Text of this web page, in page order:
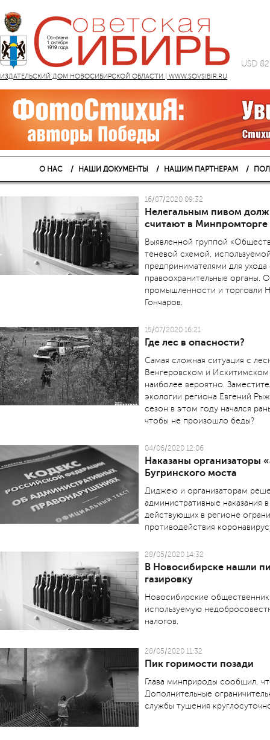
ИЗДАТЕЛЬСКИЙ ДОМ НОВОСИБИРСКОЙ ОБЛАСТИ | WWW.SOVSIBIR.RU
USD
О НАС НАШИ ДОКУМЕНТЫ НАШИМ ПАРТНЕРАМ
16/07/2020 09:32
Нелегальным пивом
считают в
Выявленной группой
теневой схемой,
предпринимателями для
правоохранительные органы.
промышленности и торговли
Гончаров.
15/07/2020 16:21
Где лес в опасности?
Самая сложная ситуация с
Венгеровском и Искитимском
наиболее вероятно.
экологии региона Евгений
сезон в этом году начался
чтобы не произошло беды?
04/06/2020 12:06
Наказаны организаторы
Бугринского моста
Диджею и организаторам
административные наказания
действующих в регионе
противодействия
28/05/2020 14:32
В Новосибирске нашли
газировку
Новосибирские
используемую
налогов.
28/05/2020 11:32
Пик горимости позади
Глава минприроды сообщил,
Дополнительные
службы тушения